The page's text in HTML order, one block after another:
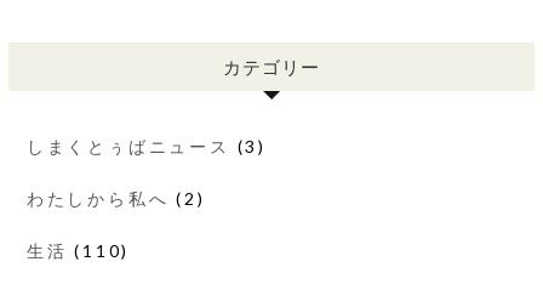
カテゴリー
しまくとぅばニュース (3)
わたしから私へ (2)
生活 (110)